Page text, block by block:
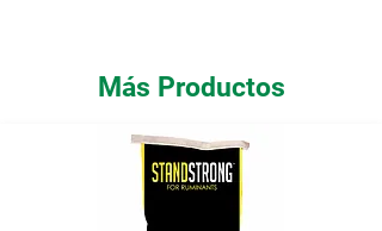
Más Productos